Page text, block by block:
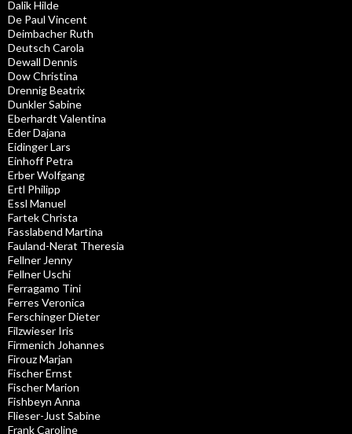
Dalik Hilde
De Paul Vincent
Deimbacher Ruth
Deutsch Carola
Dewall Dennis
Dow Christina
Drennig Beatrix
Dunkler Sabine
Eberhardt Valentina
Eder Dajana
Eidinger Lars
Einhoff Petra
Erber Wolfgang
Ertl Philipp
Essl Manuel
Fartek Christa
Fasslabend Martina
Fauland-Nerat Theresia
Fellner Jenny
Fellner Uschi
Ferragamo Tini
Ferres Veronica
Ferschinger Dieter
Filzwieser Iris
Firmenich Johannes
Firouz Marjan
Fischer Ernst
Fischer Marion
Fishbeyn Anna
Flieser-Just Sabine
Frank Caroline